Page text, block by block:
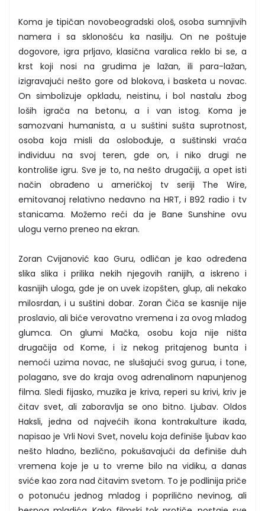
Koma je tipičan novobeogradski ološ, osoba sumnjivih
namera i sa sklonošću ka nasilju. On ne poštuje
dogovore, igra prljavo, klasična varalica reklo bi se, a
krst koji nosi na grudima je lažan, ili para-lažan,
izigravajući nešto gore od blokova, i basketa u novac.
On simbolizuje opkladu, neistinu, i bol nastalu zbog
loših igrača na betonu, a i van istog. Koma je
samozvani humanista, a u suštini sušta suprotnost,
osoba koja misli da oslobođuje, a suštinski vraća
individuu na svoj teren, gde on, i niko drugi ne
kontroliše igru. Sve je to, na nešto drugačiji, a opet isti
način obrađeno u američkoj tv seriji The Wire,
emitovanoj relativno nedavno na HRT, i B92 radio i tv
stanicama. Možemo reći da je Bane Sunshine ovu
ulogu verno preneo na ekran.
Zoran Cvijanović kao Guru, odličan je kao određena
slika slika i prilika nekih njegovih ranijih, a iskreno i
kasnijih uloga, gde je on uvek izopšten, glup, ali nekako
milosrdan, i u suštini dobar. Zoran Čiča se kasnije nije
proslavio, ali biće verovatno vremena i za ovog mladog
glumca. On glumi Mačka, osobu koja nije ništa
drugačija od Kome, i iz nekog pritajenog bunta i
nemoći uzima novac, ne slušajući svog gurua, i tone,
polagano, sve do kraja ovog adrenalinom napunjenog
filma. Sledi fijasko, muzika je kriva, reperi su krivi, kriv je
čitav svet, ali zaboravlja se ono bitno. Ljubav. Oldos
Haksli, jedna od najvećih ikona kontrakulture ikada,
napisao je Vrli Novi Svet, novelu koja definiše ljubav kao
nešto hladno, bezlično, pokušavajući da definiše duh
vremena koje je u to vreme bilo na vidiku, a danas
sviće kao zora nad čitavim svetom. To je podlinija priče
o potonuću jednog mladog i poprilično nevinog, ali